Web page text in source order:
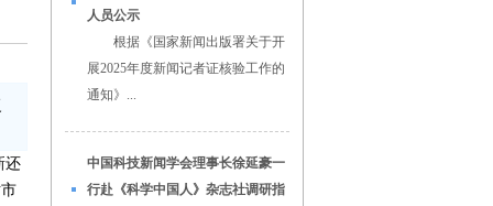
还
人员公示
根据《国家新闻出版署关于开
展2025年度新闻记者证核验工作的
通知》...
中国科技新闻学会理事长徐延豪一
行赴《科学中国人》杂志社调研指